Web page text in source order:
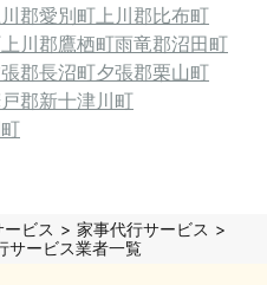
川郡愛別町 上川郡比布町
上川郡鷹栖町雨竜郡沼田町
郡長沼町夕張郡栗山町
郡新十津川町
ビス
家事代行サービス
サービス業者一覧